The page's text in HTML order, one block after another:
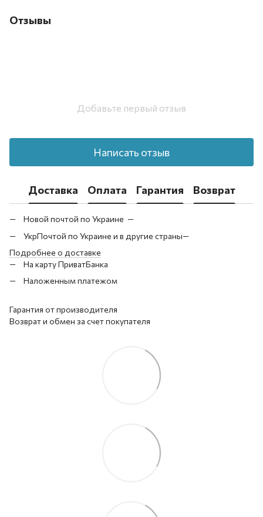
Отзывы
Добавьте первый отзыв
Написать отзыв
Доставка Оплата Гарантия Возврат
Новой почтой по Украине —
УкрПочтой по Украине и в другие страны—
Подробнее о доставке
На карту ПриватБанка
Наложенным платежом
Гарантия от производителя
Возврат и обмен за счет покупателя